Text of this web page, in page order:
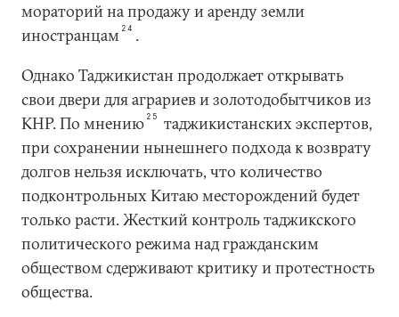
мораторий на продажу и аренду земли
иностранцам 24 .
Однако Таджикистан продолжает открывать
свои двери для аграриев и золотодобытчиков из
КНР. По мнению 25
таджикистанских экспертов,
при сохранении нынешнего подхода к возврату
долгов нельзя исключать, что количество
подконтрольных Китаю месторождений будет
только расти. Жесткий контроль таджикского
политического режима над гражданским
обществом сдерживают критику и протестность
общества.